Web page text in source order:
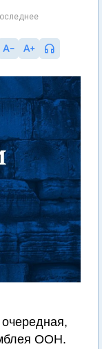
ООН.